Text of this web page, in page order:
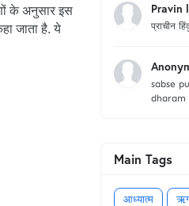
के अनुसार इस
जाता है. ये
Pravin
प्राचीन
sabse
dharam
Main Tags
आध्यात्म